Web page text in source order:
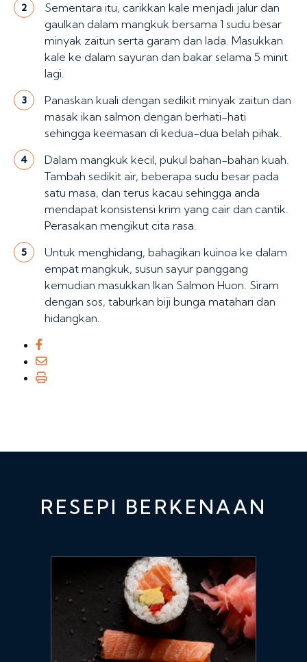
2
Sementara itu, carikkan kale menjadi jalur dan
gaulkan dalam mangkuk bersama 1 sudu besar
minyak zaitun serta garam dan lada. Masukkan
kale ke dalam sayuran dan bakar selama 5 minit
lagi.
3
Panaskan kuali dengan sedikit minyak zaitun dan
masak ikan salmon dengan berhati-hati
sehingga keemasan di kedua-dua belah pihak.
4
Dalam mangkuk kecil, pukul bahan-bahan kuah.
Tambah sedikit air, beberapa sudu besar pada
satu masa, dan terus kacau sehingga anda
mendapat konsistensi krim yang cair dan cantik.
Perasakan mengikut cita rasa.
5
Untuk menghidang, bahagikan kuinoa ke dalam
empat mangkuk, susun sayur panggang
kemudian masukkan Ikan Salmon Huon. Siram
dengan sos, taburkan biji bunga matahari dan
hidangkan.
RESEPI BERKENAAN